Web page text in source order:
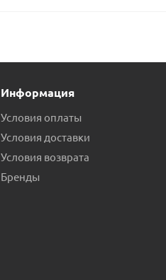
Информация
Условия оплаты
Условия доставки
Условия возврата
Бренды